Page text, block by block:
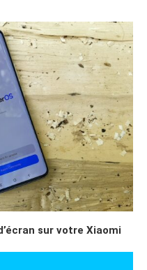
sur votre Xiaomi